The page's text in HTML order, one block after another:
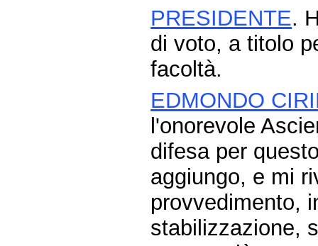
PRESIDENTE.
di voto, a titolo
facoltà.
EDMONDO
l'onorevole
difesa per
aggiungo, e mi
provvedimento,
stabilizzazione,